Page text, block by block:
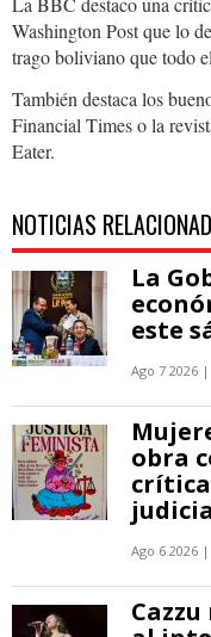
Washington Post que lo
trago boliviano que todo
También destaca los
Financial Times o la
Eater.
NOTICIAS
La
este
Ago 7 2026 |
obra
Ago 6 2026 |